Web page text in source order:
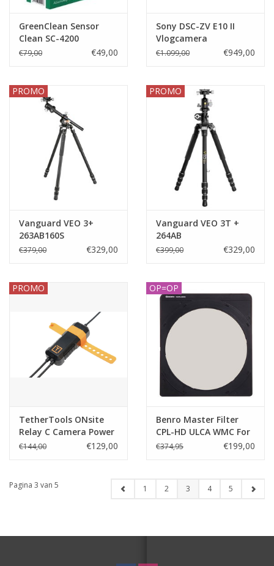
GreenClean Sensor
Clean SC-4200
€79,00 €49,00
Sony DSC-ZV E10 II
Vlogcamera
€1.099,00 €949,00
PROMO
Vanguard VEO 3+
263AB160S
€379,00 €329,00
PROMO
Vanguard VEO 3T +
264AB
€399,00 €329,00
PROMO
TetherTools ONsite
Relay C Camera Power
System
€144,00 €129,00
OP=OP
Benro Master Filter
CPL-HD ULCA WMC For
FH150M2
€374,95 €199,00
Pagina 3 van 5 1 2 3 4 5